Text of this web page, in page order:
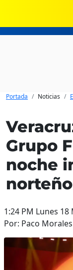
Portada Noticias
Grupo
noche
1:24 PM Lunes 18
Por: Paco Morales